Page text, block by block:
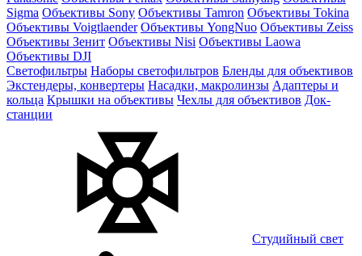
Sigma Объективы Sony Объективы Tamron Объективы Tokina
Объективы Voigtlaender Объективы YongNuo Объективы Zeiss
Объективы Зенит Объективы Nisi Объективы Laowa
Объективы DJI
Светофильтры Наборы светофильтров Бленды для объективов
Экстендеры, конвертеры Насадки, макролинзы Адаптеры и
кольца Крышки на объективы Чехлы для объективов Док-
станции
Студийный свет